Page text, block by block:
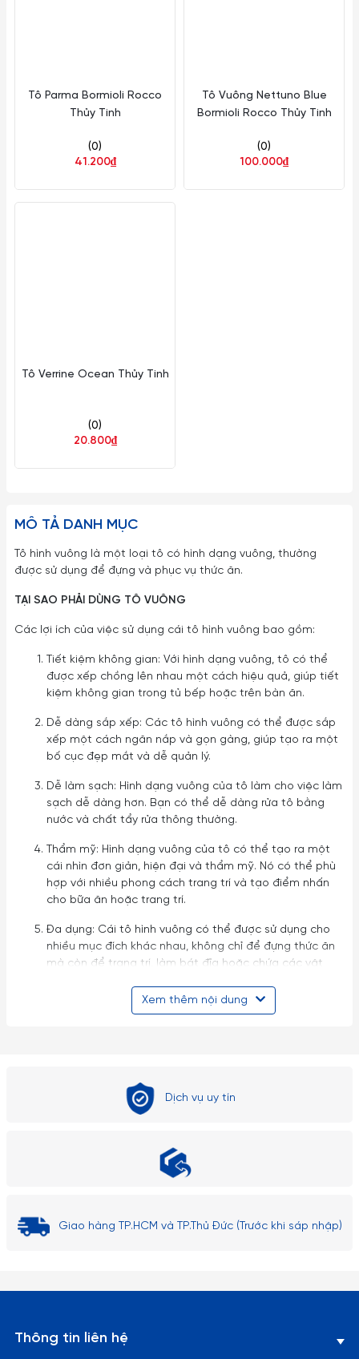
Tô Parma Bormioli Rocco
Thủy Tinh
(0)
41.200₫
Tô Vuông Nettuno Blue
Bormioli Rocco Thủy Tinh
(0)
100.000₫
Tô Verrine Ocean Thủy Tinh
(0)
20.800₫
MÔ TẢ DANH MỤC
Tô hình vuông là một loại tô có hình dạng vuông, thường
được sử dụng để đựng và phục vụ thức ăn.
TẠI SAO PHẢI DÙNG TÔ VUÔNG
Các lợi ích của việc sử dụng cái tô hình vuông bao gồm:
Tiết kiệm không gian: Với hình dạng vuông, tô có thể
được xếp chồng lên nhau một cách hiệu quả, giúp tiết
kiệm không gian trong tủ bếp hoặc trên bàn ăn.
Dễ dàng sắp xếp: Các tô hình vuông có thể được sắp
xếp một cách ngăn nắp và gọn gàng, giúp tạo ra một
bố cục đẹp mắt và dễ quản lý.
Dễ làm sạch: Hình dạng vuông của tô làm cho việc làm
sạch dễ dàng hơn. Bạn có thể dễ dàng rửa tô bằng
nước và chất tẩy rửa thông thường.
Thẩm mỹ: Hình dạng vuông của tô có thể tạo ra một
cái nhìn đơn giản, hiện đại và thẩm mỹ. Nó có thể phù
hợp với nhiều phong cách trang trí và tạo điểm nhấn
cho bữa ăn hoặc trang trí.
Đa dụng: Cái tô hình vuông có thể được sử dụng cho
nhiều mục đích khác nhau, không chỉ để đựng thức ăn
mà còn để trang trí, làm bát đĩa hoặc chứa các vật
Tóm lại, cái tô hình vuông có nhiều lợi ích và được sử dụng
Xem thêm nội dung
Dịch vụ uy tín
Giao hàng TP.HCM và TP.Thủ Đức (Trước khi sáp nhập)
Thông tin liên hệ